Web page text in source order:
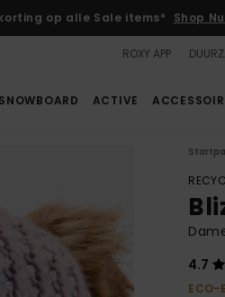
op alle Sale items* Shop Nu
ROXY APP
SNOWBOARD ACTIVE
4.7
ECO-